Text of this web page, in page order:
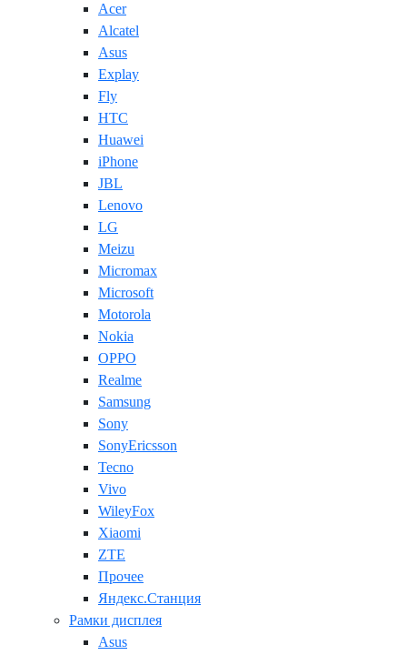
Acer
Alcatel
Asus
Explay
Fly
HTC
Huawei
iPhone
JBL
Lenovo
LG
Meizu
Micromax
Microsoft
Motorola
Nokia
OPPO
Realme
Samsung
Sony
SonyEricsson
Tecno
Vivo
WileyFox
Xiaomi
ZTE
Прочее
Яндекс.Станция
Рамки дисплея
Asus